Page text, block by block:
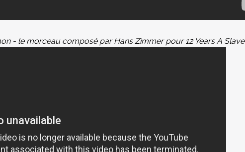
- le morceau composé par Hans Zimmer pour 12 Years A Slave